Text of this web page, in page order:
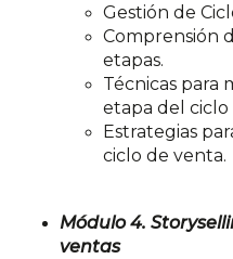
Gestión de
Comprensión
etapas.
Técnicas para
etapa del ciclo
Estrategias
ciclo de venta.
Módulo 4.
ventas